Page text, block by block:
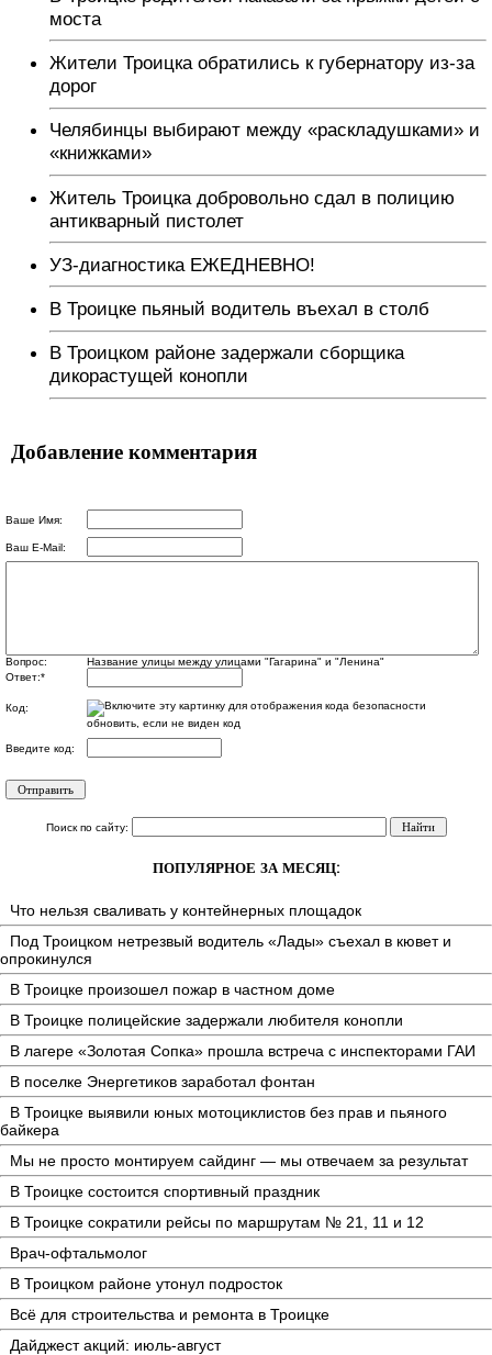
моста
Жители Троицка обратились к губернатору из-за
дорог
Челябинцы выбирают между «раскладушками» и
«книжками»
Житель Троицка добровольно сдал в полицию
антикварный пистолет
УЗ-диагностика ЕЖЕДНЕВНО!
В Троицке пьяный водитель въехал в столб
В Троицком районе задержали сборщика
дикорастущей конопли
Добавление комментария
Ваше Имя:
Ваш E-Mail:
Вопрос:
Название улицы между улицами "Гагарина" и "Ленина"
Ответ:*
Код:
обновить, если не виден код
Введите код:
Поиск по сайту:
ПОПУЛЯРНОЕ ЗА МЕСЯЦ:
Что нельзя сваливать у контейнерных площадок
Под Троицком нетрезвый водитель «Лады» съехал в кювет и
опрокинулся
В Троицке произошел пожар в частном доме
В Троицке полицейские задержали любителя конопли
В лагере «Золотая Сопка» прошла встреча с инспекторами ГАИ
В поселке Энергетиков заработал фонтан
В Троицке выявили юных мотоциклистов без прав и пьяного
байкера
Мы не просто монтируем сайдинг — мы отвечаем за результат
В Троицке состоится спортивный праздник
В Троицке сократили рейсы по маршрутам № 21, 11 и 12
Врач-офтальмолог
В Троицком районе утонул подросток
Всё для строительства и ремонта в Троицке
Дайджест акций: июль-август